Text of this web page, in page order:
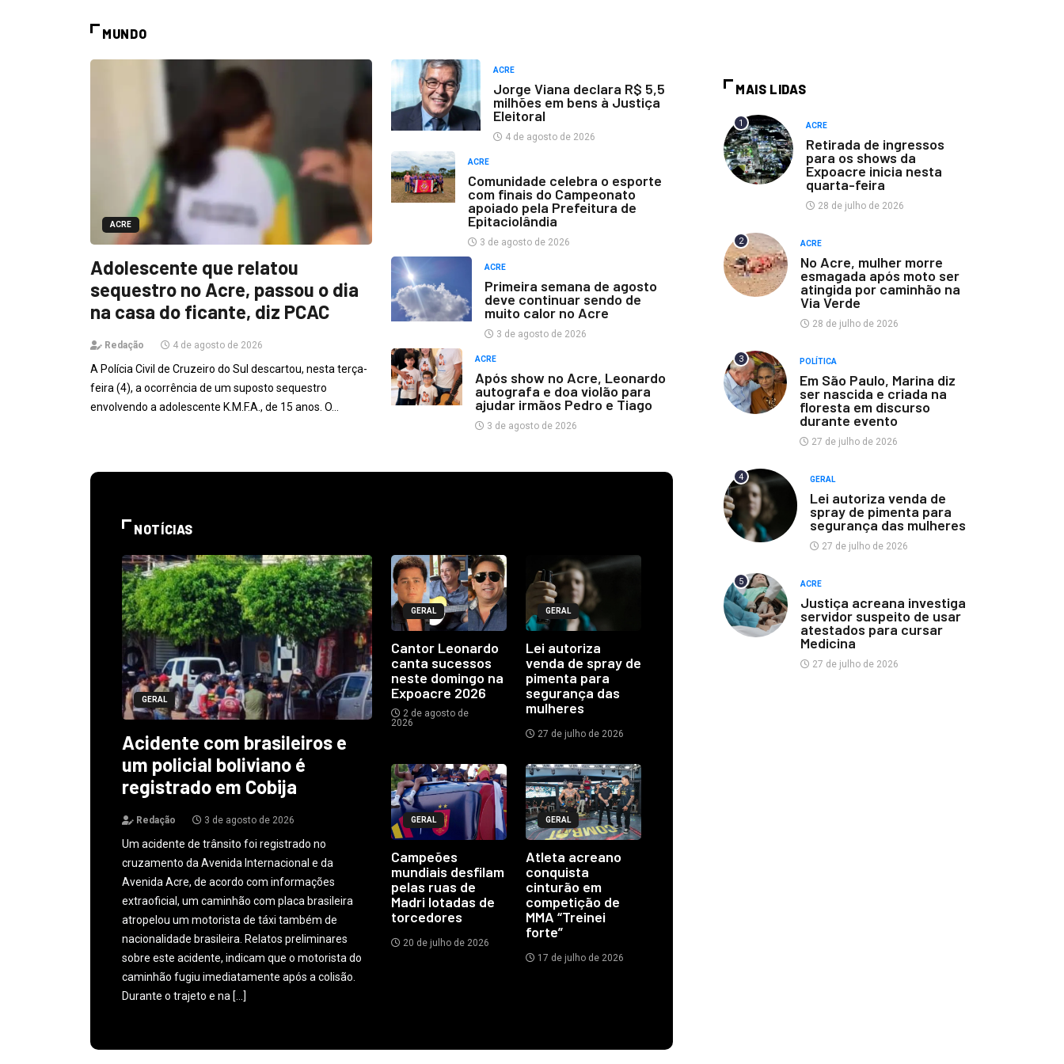
MUNDO
ACRE
Adolescente que relatou
sequestro no Acre, passou o dia
na casa do ficante, diz PCAC
Redação 4 de agosto de 2026
A Polícia Civil de Cruzeiro do Sul descartou, nesta terça-
feira (4), a ocorrência de um suposto sequestro
envolvendo a adolescente K.M.F.A., de 15 anos. O…
ACRE
Jorge Viana declara R$ 5,5
milhões em bens à Justiça
Eleitoral
4 de agosto de 2026
ACRE
Comunidade celebra o esporte
com finais do Campeonato
apoiado pela Prefeitura de
Epitaciolândia
3 de agosto de 2026
ACRE
Primeira semana de agosto
deve continuar sendo de
muito calor no Acre
3 de agosto de 2026
ACRE
Após show no Acre, Leonardo
autografa e doa violão para
ajudar irmãos Pedro e Tiago
3 de agosto de 2026
NOTÍCIAS
GERAL
Acidente com brasileiros e
um policial boliviano é
registrado em Cobija
Redação 3 de agosto de 2026
Um acidente de trânsito foi registrado no
cruzamento da Avenida Internacional e da
Avenida Acre, de acordo com informações
extraoficial, um caminhão com placa brasileira
atropelou um motorista de táxi também de
nacionalidade brasileira. Relatos preliminares
sobre este acidente, indicam que o motorista do
caminhão fugiu imediatamente após a colisão.
Durante o trajeto e na […]
GERAL
Cantor Leonardo
canta sucessos
neste domingo na
Expoacre 2026
2 de agosto de
2026
GERAL
Lei autoriza
venda de spray de
pimenta para
segurança das
mulheres
27 de julho de 2026
GERAL
Campeões
mundiais desfilam
pelas ruas de
Madri lotadas de
torcedores
20 de julho de 2026
GERAL
Atleta acreano
conquista
cinturão em
competição de
MMA “Treinei
forte”
17 de julho de 2026
MAIS LIDAS
1 ACRE
Retirada de ingressos
para os shows da
Expoacre inicia nesta
quarta-feira
28 de julho de 2026
2 ACRE
No Acre, mulher morre
esmagada após moto ser
atingida por caminhão na
Via Verde
28 de julho de 2026
3 POLÍTICA
Em São Paulo, Marina diz
ser nascida e criada na
floresta em discurso
durante evento
27 de julho de 2026
4 GERAL
Lei autoriza venda de
spray de pimenta para
segurança das mulheres
27 de julho de 2026
5 ACRE
Justiça acreana investiga
servidor suspeito de usar
atestados para cursar
Medicina
27 de julho de 2026